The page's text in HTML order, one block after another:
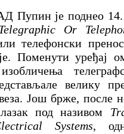
Пупин је поднео
Or
телефонски
Поменути уређај
велику
Још брже, после
под називом
Systems,